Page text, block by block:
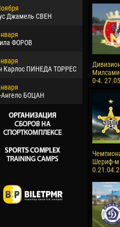
Джамель СВЕН
ФОРОВ
Карлос ПИНЕДА ТОРРЕС
Ангело БОЦАН
Хайдер
22 Марта
Самба
26 Марта
Витор
ОЛИВЕЙРА
0-4.
Шериф-м